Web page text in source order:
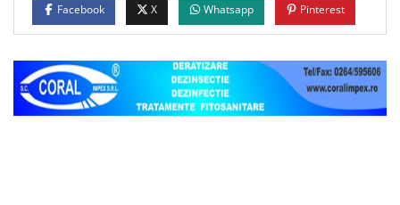
Facebook X Whatsapp Pinterest